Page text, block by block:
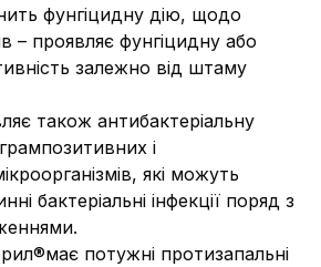
фунгіцидну дію, щодо
– проявляє фунгіцидну або
залежно від штаму
також антибактеріальну
і
які можуть
бактеріальні інфекції поряд з
потужні протизапальні